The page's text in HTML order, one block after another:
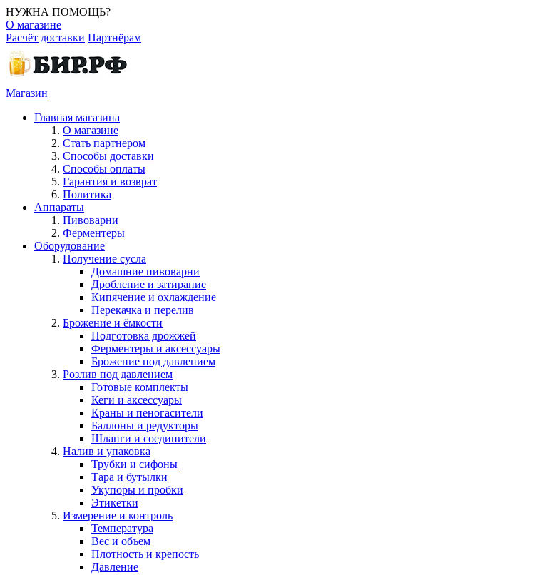
НУЖНА ПОМОЩЬ?
О магазине
Расчёт доставки Партнёрам
Магазин
Главная магазина
О магазине
Стать партнером
Способы доставки
Способы оплаты
Гарантия и возврат
Политика
Аппараты
Пивоварни
Ферментеры
Оборудование
Получение сусла
Домашние пивоварни
Дробление и затирание
Кипячение и охлаждение
Перекачка и перелив
Брожение и ёмкости
Подготовка дрожжей
Ферментеры и аксессуары
Брожение под давлением
Розлив под давлением
Готовые комплекты
Кеги и аксессуары
Краны и пеногасители
Баллоны и редукторы
Шланги и соединители
Налив и упаковка
Трубки и сифоны
Тара и бутылки
Укупоры и пробки
Этикетки
Измерение и контроль
Температура
Вес и объем
Плотность и крепость
Давление